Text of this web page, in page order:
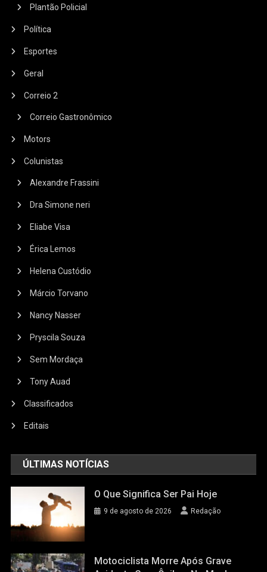
Plantão Policial
Política
Esportes
Geral
Correio 2
Correio Gastronômico
Motors
Colunistas
Alexandre Frassini
Dra Simone neri
Eliabe Visa
Érica Lemos
Helena Custódio
Márcio Torvano
Nancy Nasser
Pryscila Souza
Sem Mordaça
Tony Auad
Classificados
Editais
ÚLTIMAS NOTÍCIAS
O Que Significa Ser Pai Hoje
9 de agosto de 2026 Redação
Motociclista Morre Após Grave